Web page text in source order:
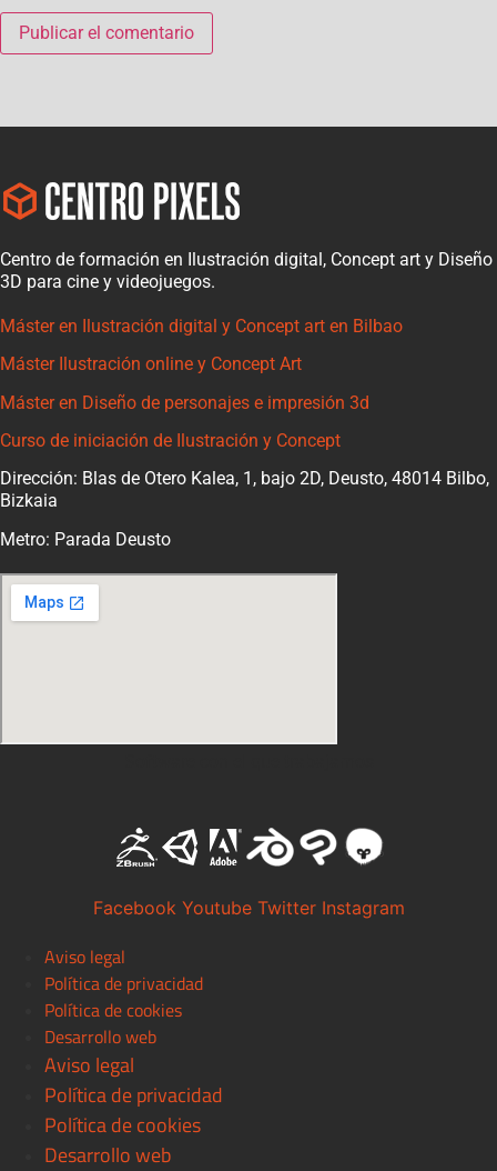
Centro de formación en Ilustración digital, Concept art y Diseño
3D para cine y videojuegos.
Máster en Ilustración digital y Concept art en Bilbao
Máster Ilustración online y Concept Art
Máster en Diseño de personajes e impresión 3d
Curso de iniciación de Ilustración y Concept
Dirección: Blas de Otero Kalea, 1, bajo 2D, Deusto, 48014 Bilbo,
Bizkaia
Metro: Parada Deusto
Facebook Youtube Twitter Instagram
Aviso legal
Política de privacidad
Política de cookies
Desarrollo web
Aviso legal
Política de privacidad
Política de cookies
Desarrollo web